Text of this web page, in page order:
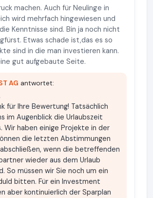
machen. Auch für Neulinge in
wird mehrfach hingewiesen und
Kenntnisse sind. Bin ja noch nicht
Etwas schade ist,das es so
sind in die man investieren kann.
gut aufgebaute Seite.
AG antwortet:
für Ihre Bewertung! Tatsächlich
im Augenblick die Urlaubszeit
Wir haben einige Projekte in der
die letzten Abstimmungen
wenn die betreffenden
wieder aus dem Urlaub
So müssen wir Sie noch um ein
bitten. Für ein Investment
aber kontinuierlich der Sparplan